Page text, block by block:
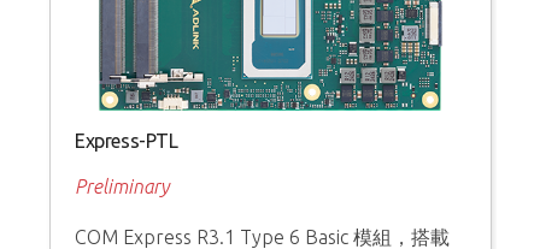
Express-PTL
Preliminary
COM Express R3.1 Type 6 Basic 模組，搭載